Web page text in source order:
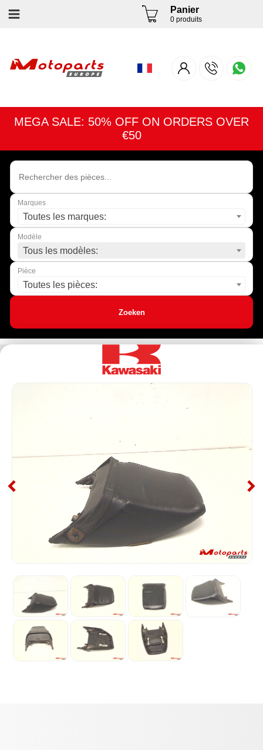
Panier
0 produits
MEGA SALE: 50% OFF ON ORDERS OVER
€50
Marques
Toutes les marques:
Modèle
Tous les modèles:
Pièce
Toutes les pièces:
Zoeken